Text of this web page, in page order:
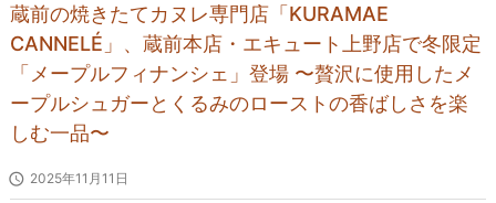
蔵前の焼きたてカヌレ専門店「KURAMAE
CANNELÉ」、蔵前本店・エキュート上野店で冬限定
「メープルフィナンシェ」登場 〜贅沢に使用したメ
ープルシュガーとくるみのローストの香ばしさを楽
しむ一品〜
 2025年11月11日